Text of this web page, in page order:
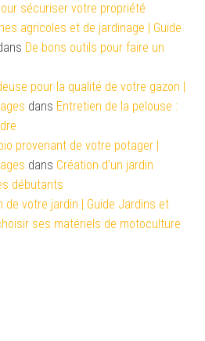
sécuriser votre propriété
agricoles et de jardinage | Guide
De bons outils pour faire un
pour la qualité de votre gazon |
dans Entretien de la pelouse :
provenant de votre potager |
dans Création d’un jardin
débutants
de votre jardin | Guide Jardins et
ses matériels de motoculture